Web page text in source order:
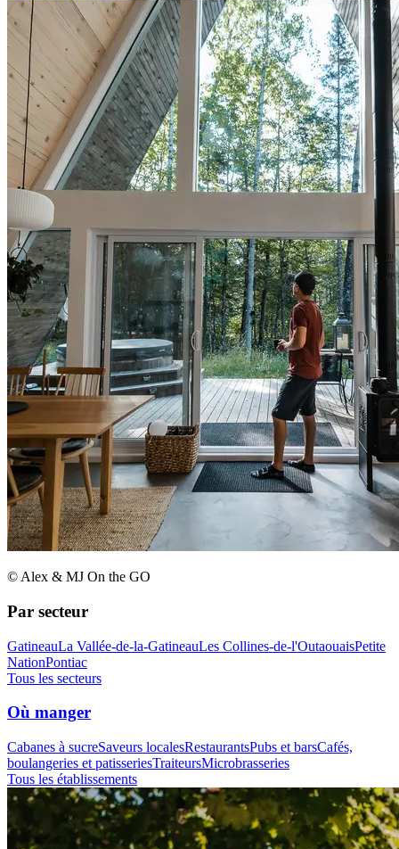
© Alex & MJ On the GO
Par secteur
GatineauLa Vallée-de-la-GatineauLes Collines-de-l'OutaouaisPetite
NationPontiac
Tous les secteurs
Où manger
Cabanes à sucreSaveurs localesRestaurantsPubs et barsCafés,
boulangeries et patisseriesTraiteursMicrobrasseries
Tous les établissements